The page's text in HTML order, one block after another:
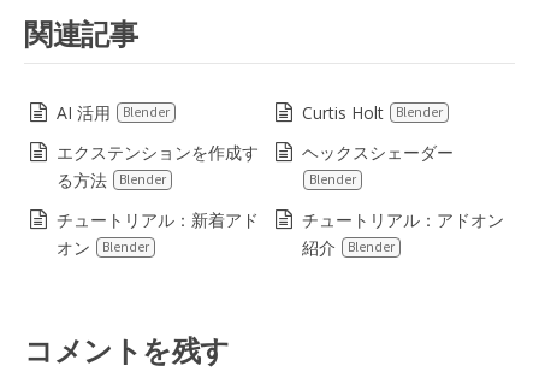
関連記事
AI 活用 Blender Curtis Holt Blender
エクステンションを作成す
る方法
Blender
ヘックスシェーダー
Blender
チュートリアル：新着アド
オン
Blender
チュートリアル：アドオン
紹介
Blender
コメントを残す